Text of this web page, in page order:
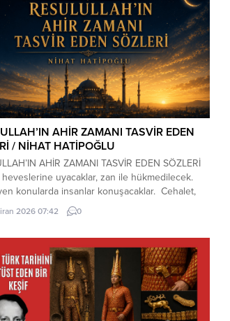
AHİR ZAMANI TASVİR EDEN
/ NİHAT HATİPOĞLU
AHİR ZAMANI TASVİR EDEN SÖZLERİ
heveslerine uyacaklar, zan ile hükmedilecek.
konularda insanlar konuşacaklar. Cehalet,
çoğalacak. Çocuk istenmeyecek. Dostluk
Dost dosta güvenmeyecek. İnsanlar bir araya
yakındır. Kıyamet kopmadan önce
etkili olduğuna inanılacak, kader inkâr
Kıyamet...
2026 07:42 0